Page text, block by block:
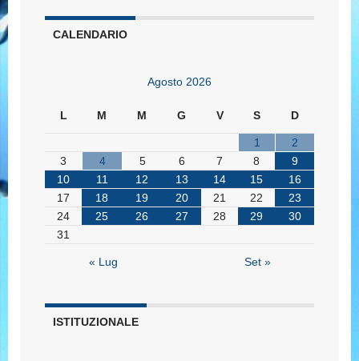
CALENDARIO
Agosto 2026
L M M G V S D
1
2
3
4 5 6 7 8
9
10
11 12 13 14 15
16
17
18 19 20 21 22
23
24
25 26 27 28 29
30
31
« Lug Set »
ISTITUZIONALE